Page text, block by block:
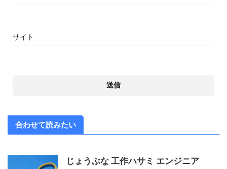
サイト
合わせて読みたい
じょうぶな 工作ハサミ エンジニア